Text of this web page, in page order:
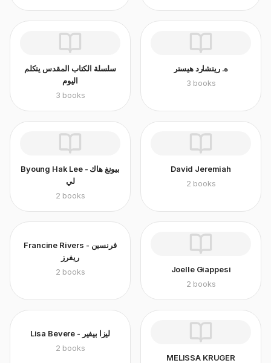
سلسلة الكتاب المقدس يتكلم
اليوم
3 books
ه. ريتشارد هيستر
3 books
Byoung Hak Lee - بيونغ هاك
لي
2 books
David Jeremiah
2 books
Francine Rivers - فرنسين
ريفرز
2 books
Joelle Giappesi
2 books
Lisa Bevere - ليزا بيفير
2 books
MELISSA KRUGER